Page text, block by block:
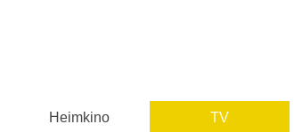
Heimkino TV